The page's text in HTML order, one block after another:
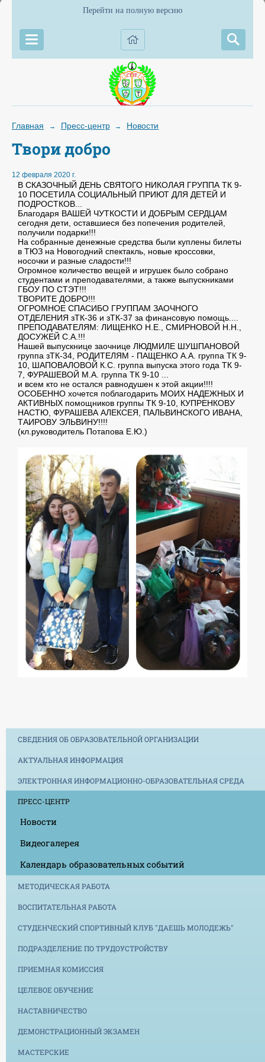
Перейти на полную версию
Главная → Пресс-центр → Новости
Твори добро
12 февраля 2020 г.
В СКАЗОЧНЫЙ ДЕНЬ СВЯТОГО НИКОЛАЯ ГРУППА ТК 9-
10 ПОСЕТИЛА СОЦИАЛЬНЫЙ ПРИЮТ ДЛЯ ДЕТЕЙ И
ПОДРОСТКОВ...
Благодаря ВАШЕЙ ЧУТКОСТИ И ДОБРЫМ СЕРДЦАМ
сегодня дети, оставшиеся без попечения родителей,
получили подарки!!!
На собранные денежные средства были куплены билеты
в ТЮЗ на Новогодний спектакль, новые кроссовки,
носочки и разные сладости!!!
Огромное количество вещей и игрушек было собрано
студентами и преподавателями, а также выпускниками
ГБОУ ПО СТЭТ!!!
ТВОРИТЕ ДОБРО!!!
ОГРОМНОЕ СПАСИБО ГРУППАМ ЗАОЧНОГО
ОТДЕЛЕНИЯ зТК-36 и зТК-37 за финансовую помощь....
ПРЕПОДАВАТЕЛЯМ: ЛИЩЕНКО Н.Е., СМИРНОВОЙ Н.Н.,
ДОСУЖЕЙ С.А.!!!
Нашей выпускнице заочнице ЛЮДМИЛЕ ШУШПАНОВОЙ
группа зТК-34, РОДИТЕЛЯМ - ПАЩЕНКО А.А. группа ТК 9-
10, ШАПОВАЛОВОЙ К.С. группа выпуска этого года ТК 9-
7, ФУРАШЕВОЙ М.А. группа ТК 9-10 ...
и всем кто не остался равнодушен к этой акции!!!!
ОСОБЕННО хочется поблагодарить МОИХ НАДЕЖНЫХ И
АКТИВНЫХ помощников группы ТК 9-10, КУПРЕНКОВУ
НАСТЮ, ФУРАШЕВА АЛЕКСЕЯ, ПАЛЬВИНСКОГО ИВАНА,
ТАИРОВУ ЭЛЬВИНУ!!!!
(кл.руководитель Потапова Е.Ю.)
СВЕДЕНИЯ ОБ ОБРАЗОВАТЕЛЬНОЙ ОРГАНИЗАЦИИ
АКТУАЛЬНАЯ ИНФОРМАЦИЯ
ЭЛЕКТРОННАЯ ИНФОРМАЦИОННО-ОБРАЗОВАТЕЛЬНАЯ СРЕДА
ПРЕСС-ЦЕНТР
Новости
Видеогалерея
Календарь образовательных событий
МЕТОДИЧЕСКАЯ РАБОТА
ВОСПИТАТЕЛЬНАЯ РАБОТА
СТУДЕНЧЕСКИЙ СПОРТИВНЫЙ КЛУБ "ДАЕШЬ МОЛОДЕЖЬ"
ПОДРАЗДЕЛЕНИЕ ПО ТРУДОУСТРОЙСТВУ
ПРИЕМНАЯ КОМИССИЯ
ЦЕЛЕВОЕ ОБУЧЕНИЕ
НАСТАВНИЧЕСТВО
ДЕМОНСТРАЦИОННЫЙ ЭКЗАМЕН
МАСТЕРСКИЕ